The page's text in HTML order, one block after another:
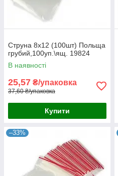
Струна 8х12 (100шт) Польща
грубий,100уп.\ящ. 19824
В наявності
25,57 ₴/упаковка
37,60 ₴/упаковка
Купити
–33%